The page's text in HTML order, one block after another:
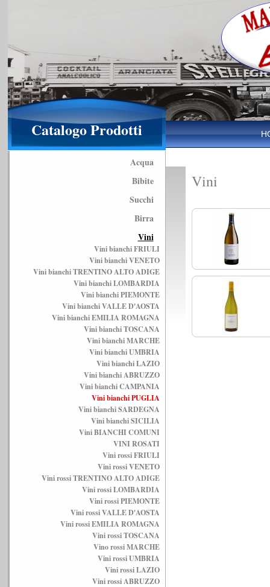
Catalogo Prodotti
Acqua
Bibite
Succhi
Birra
Vini
Vini bianchi FRIULI
Vini bianchi VENETO
Vini bianchi TRENTINO ALTO ADIGE
Vini bianchi LOMBARDIA
Vini bianchi PIEMONTE
Vini bianchi VALLE D'AOSTA
Vini bianchi EMILIA ROMAGNA
Vini bianchi TOSCANA
Vini bianchi MARCHE
Vini bianchi UMBRIA
Vini bianchi LAZIO
Vini bianchi ABRUZZO
Vini bianchi CAMPANIA
Vini bianchi PUGLIA
Vini bianchi SARDEGNA
Vini bianchi SICILIA
Vini BIANCHI COMUNI
VINI ROSATI
Vini rossi FRIULI
Vini rossi VENETO
Vini rossi TRENTINO ALTO ADIGE
Vini rossi LOMBARDIA
Vini rossi PIEMONTE
Vini rossi VALLE D'AOSTA
Vini rossi EMILIA ROMAGNA
Vini rossi TOSCANA
Vino rossi MARCHE
Vini rossi UMBRIA
Vini rossi LAZIO
Vini rossi ABRUZZO
Vini